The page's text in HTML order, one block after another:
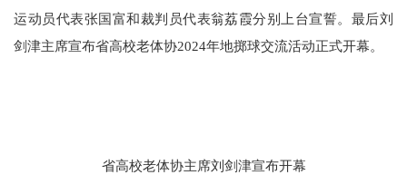
运动员代表张国富和裁判员代表翁荔霞分别上台宣誓。最后刘
剑津主席宣布省高校老体协2024年地掷球交流活动正式开幕。
省高校老体协主席刘剑津宣布开幕